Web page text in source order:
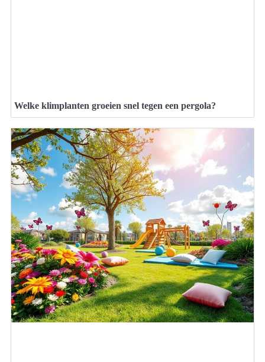
Welke klimplanten groeien snel tegen een pergola?